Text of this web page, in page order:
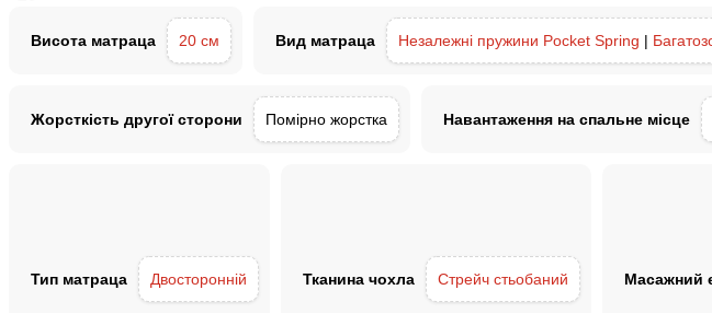
Висота матраца 20 см Вид матраца Незалежні пружини Pocket Spring |
Жорсткість другої сторони Помірно жорстка Навантаження на спальне місце
Тип матраца Двосторонній Тканина чохла Стрейч стьобаний Масажний